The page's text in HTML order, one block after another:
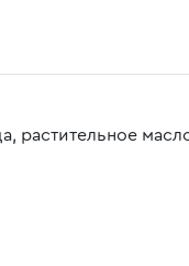
растительное